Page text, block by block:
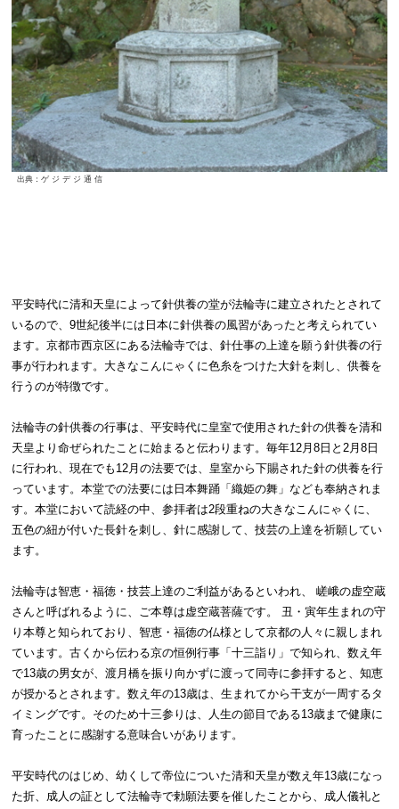
出典：ゲ ジ デ ジ 通 信
平安時代に清和天皇によって針供養の堂が法輪寺に建立されたとされて
いるので、9世紀後半には日本に針供養の風習があったと考えられてい
ます。京都市西京区にある法輪寺では、針仕事の上達を願う針供養の行
事が行われます。大きなこんにゃくに色糸をつけた大針を刺し、供養を
行うのが特徴です。
法輪寺の針供養の行事は、平安時代に皇室で使用された針の供養を清和
天皇より命ぜられたことに始まると伝わります。毎年12月8日と2月8日
に行われ、現在でも12月の法要では、皇室から下賜された針の供養を行
っています。本堂での法要には日本舞踊「織姫の舞」なども奉納されま
す。本堂において読経の中、参拝者は2段重ねの大きなこんにゃくに、
五色の紐が付いた長針を刺し、針に感謝して、技芸の上達を祈願してい
ます。
法輪寺は智恵・福徳・技芸上達のご利益があるといわれ、 嵯峨の虚空蔵
さんと呼ばれるように、ご本尊は虚空蔵菩薩です。 丑・寅年生まれの守
り本尊と知られており、智恵・福徳の仏様として京都の人々に親しまれ
ています。古くから伝わる京の恒例行事「十三詣り」で知られ、数え年
で13歳の男女が、渡月橋を振り向かずに渡って同寺に参拝すると、知恵
が授かるとされます。数え年の13歳は、生まれてから干支が一周するタ
イミングです。そのため十三参りは、人生の節目である13歳まで健康に
育ったことに感謝する意味合いがあります。
平安時代のはじめ、幼くして帝位についた清和天皇が数え年13歳になっ
た折、成人の証として法輪寺で勅願法要を催したことから、成人儀礼と